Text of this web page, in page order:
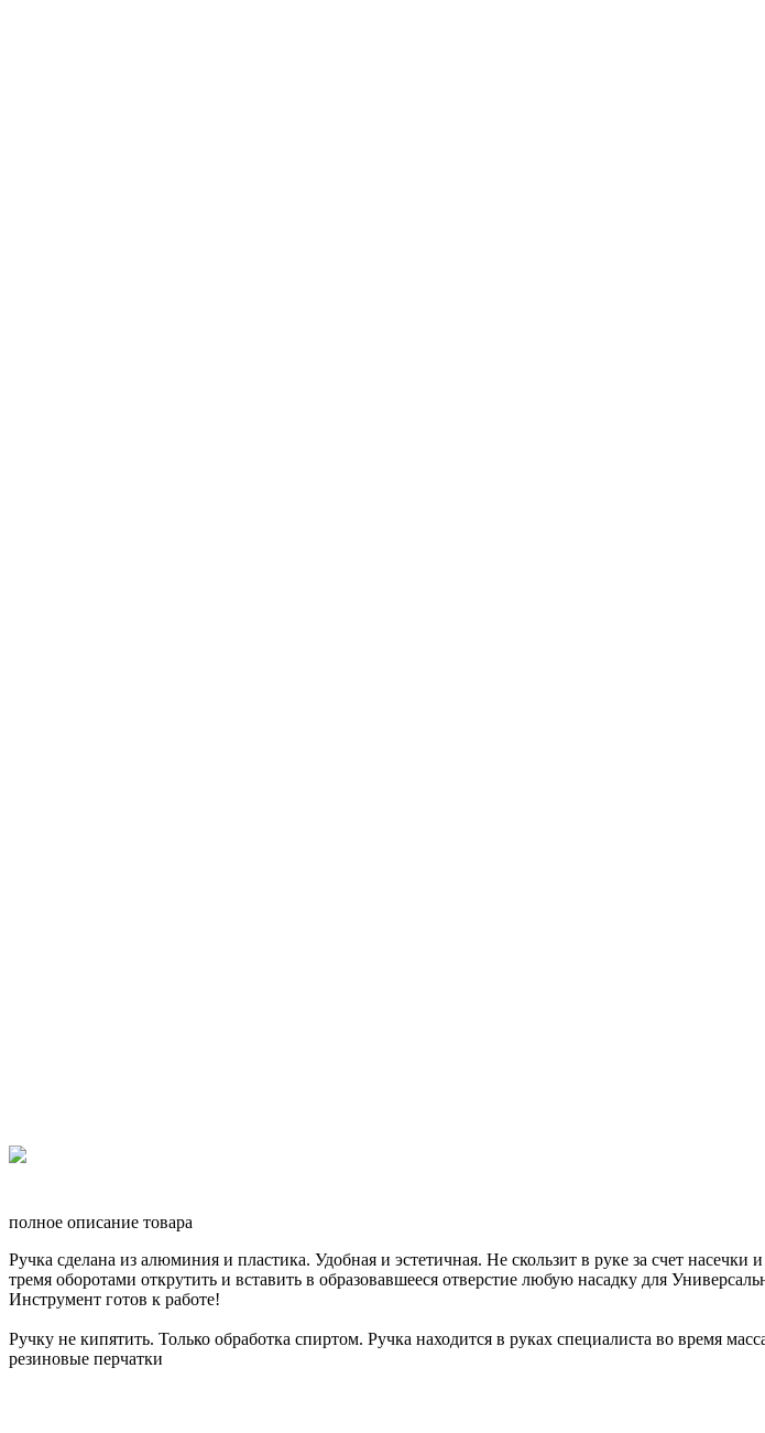
полное описание товара
Ручка сделана из алюминия и пластика. Удобная и эстетичная. Не скользит в руке за счет
тремя оборотами открутить и вставить в образовавшееся отверстие любую насадку для
Инструмент готов к работе!
Ручку не кипятить. Только обработка спиртом. Ручка находится в руках специалиста во время
резиновые перчатки